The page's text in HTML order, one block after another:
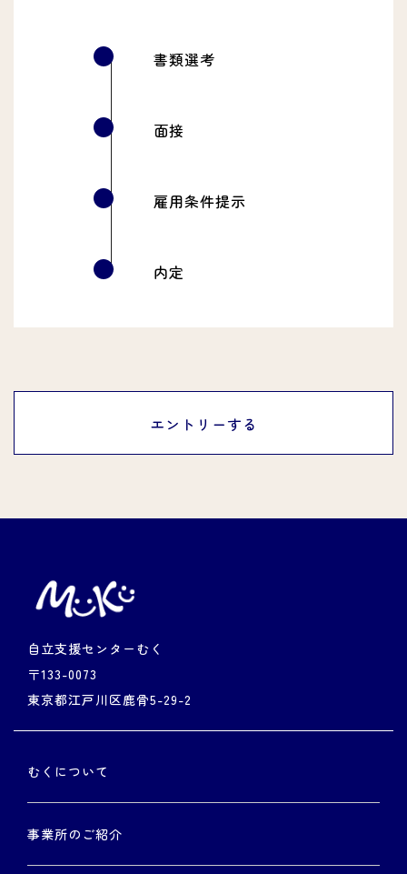
書類選考
面接
雇用条件提示
内定
エントリーする
自立支援センターむく
〒133-0073
東京都江戸川区鹿骨5-29-2
むくについて
事業所のご紹介